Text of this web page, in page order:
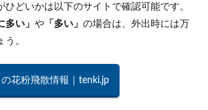
ひどいかは以下のサイトで確認可能です。
多い」 や 「多い」 の場合は、外出時には万
。
花粉飛散情報｜tenki.jp